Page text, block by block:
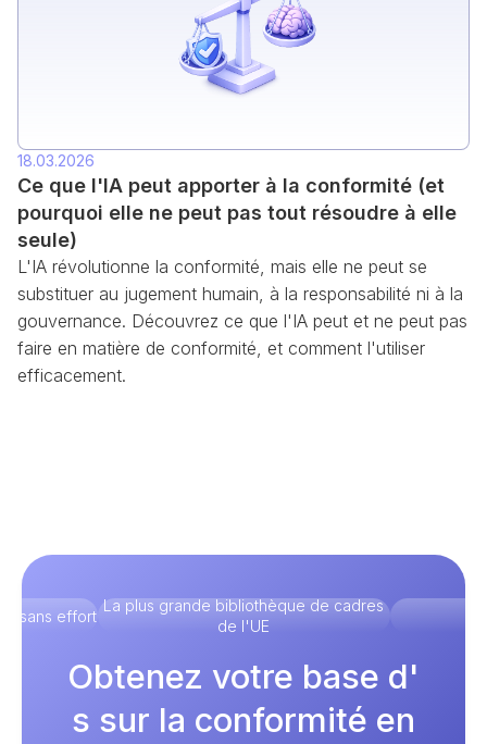
18.03.2026
Ce que l'IA peut apporter à la conformité (et
pourquoi elle ne peut pas tout résoudre à elle
seule)
L'IA révolutionne la conformité, mais elle ne peut se
substituer au jugement humain, à la responsabilité ni à la
gouvernance. Découvrez ce que l'IA peut et ne peut pas
faire en matière de conformité, et comment l'utiliser
efficacement.
sans effort
La plus grande bibliothèque de cadres
de l'UE
Obtenez votre base d'
s sur la conformité en